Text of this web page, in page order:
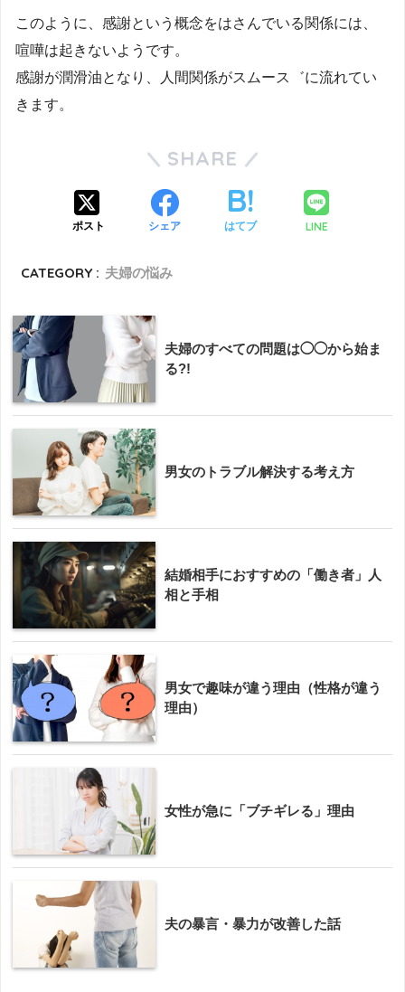
このように、感謝という概念をはさんでいる関係には、
喧嘩は起きないようです。
感謝が潤滑油となり、人間関係がスムース゛に流れてい
きます。
SHARE
ポスト シェア はてブ LINE
CATEGORY : 夫婦の悩み
夫婦のすべての問題は◯◯から始ま
る?!
男女のトラブル解決する考え方
結婚相手におすすめの「働き者」人
相と手相
男女で趣味が違う理由（性格が違う
理由）
女性が急に「ブチギレる」理由
夫の暴言・暴力が改善した話